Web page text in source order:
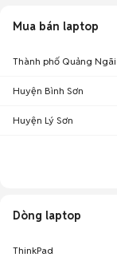
Mua bán laptop
Thành phố Quảng Ngãi
Huyện Bình Sơn
Huyện Lý Sơn
Dòng laptop
ThinkPad